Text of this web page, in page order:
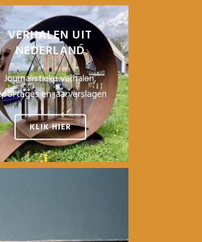
VERHALEN UIT
NEDERLAND
Journalistieke verhalen,
en jaarverslagen
KLIK HIER